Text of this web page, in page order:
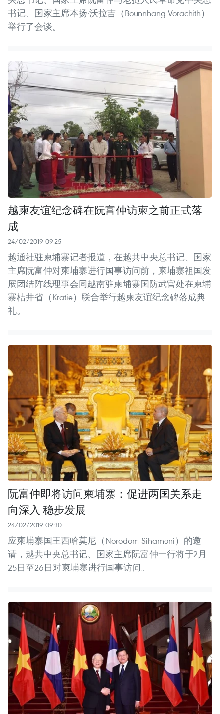
书记、国家主席本扬·沃拉吉（Bounnhang Vorachith）
举行了会谈。
越柬友谊纪念碑在阮富仲访柬之前正式落
成
24/02/2019 09:25
越通社驻柬埔寨记者报道，在越共中央总书记、国家
主席阮富仲对柬埔寨进行国事访问前，柬埔寨祖国发
展团结阵线理事会同越南驻柬埔寨国防武官处在柬埔
寨桔井省（Kratie）联合举行越柬友谊纪念碑落成典
礼。
阮富仲即将访问柬埔寨：促进两国关系走
向深入 稳步发展
24/02/2019 09:30
应柬埔寨国王西哈莫尼（Norodom Sihamoni）的邀
请，越共中央总书记、国家主席阮富仲一行将于2月
25日至26日对柬埔寨进行国事访问。